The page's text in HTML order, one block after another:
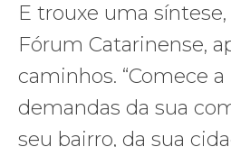
E trouxe uma
Fórum Catarinense,
caminhos. “Comece
demandas da sua
seu bairro, da sua